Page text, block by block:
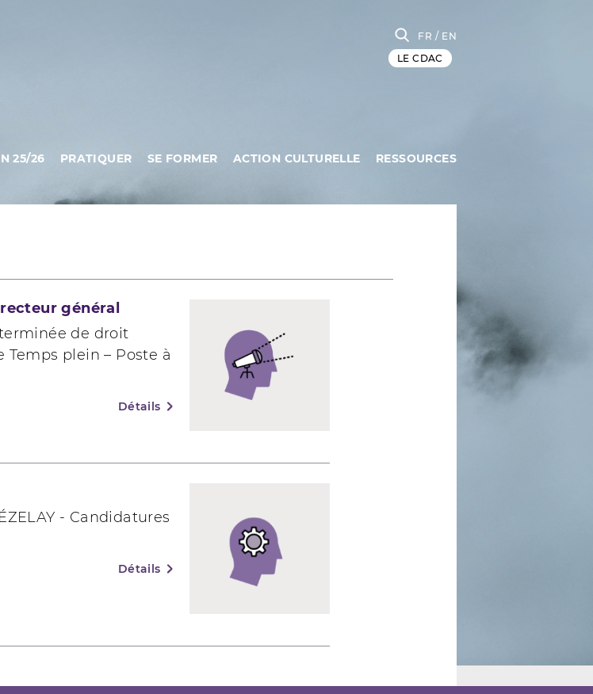
FR / EN
LE CDAC
25/26 PRATIQUER SE FORMER ACTION CULTURELLE RESSOURCES
général
de droit
plein – Poste à
Détails
- Candidatures
Détails